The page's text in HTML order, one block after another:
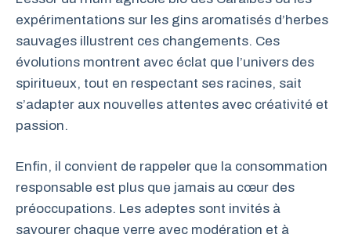
expérimentations sur les gins aromatisés d’herbes
sauvages illustrent ces changements. Ces
évolutions montrent avec éclat que l’univers des
spiritueux, tout en respectant ses racines, sait
s’adapter aux nouvelles attentes avec créativité et
passion.
Enfin, il convient de rappeler que la consommation
responsable est plus que jamais au cœur des
préoccupations. Les adeptes sont invités à
savourer chaque verre avec modération et à